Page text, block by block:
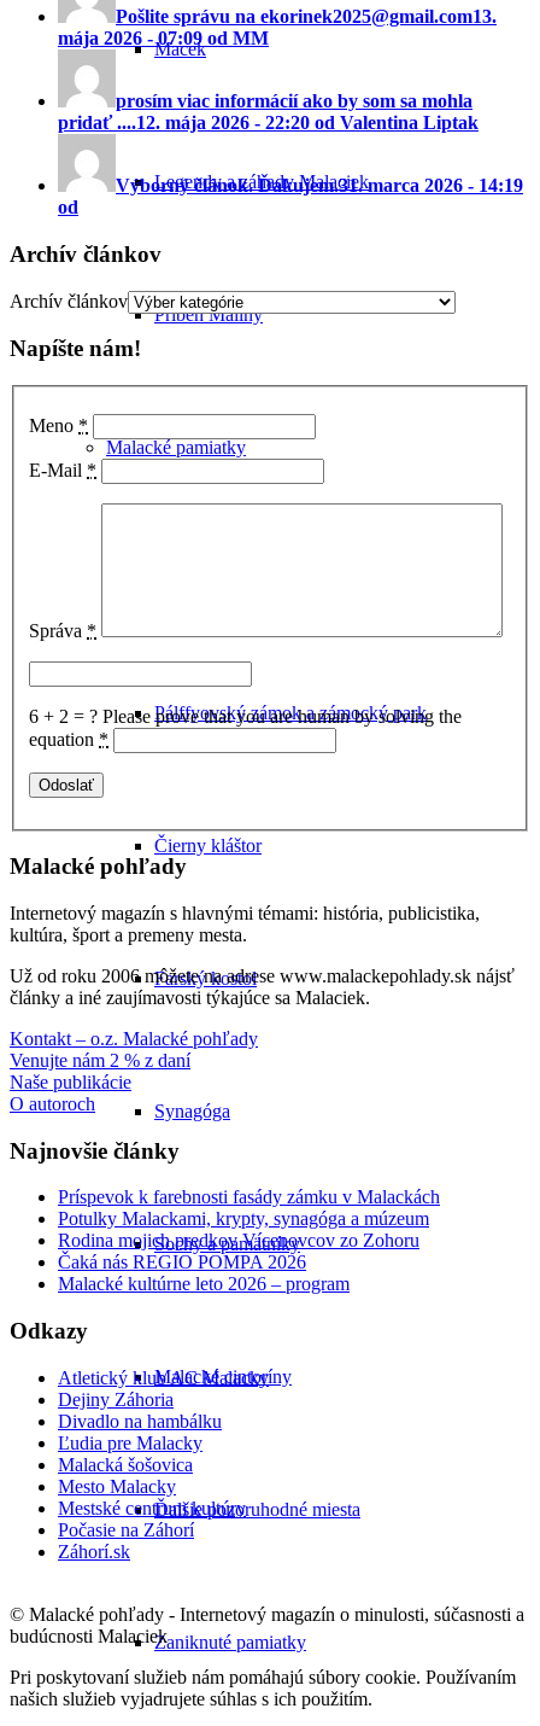
Macek
Legendy a záhady Malaciek
Príbeh Maliny
Malacké pamiatky
Pálffyovský zámok a zámocký park
Čierny kláštor
Farský kostol
Synagóga
Sochy a pamätníky
Malacké cintoríny
Ďalšie pozoruhodné miesta
Zaniknuté pamiatky
Pošlite správu na ekorinek2025@gmail.com13.
mája 2026 - 07:09 od MM
prosím viac informácií ako by som sa mohla
pridať ....12. mája 2026 - 22:20 od Valentina Liptak
Výborný článok. Ďakujem.31. marca 2026 - 14:19
od
Archív článkov
Archív článkov
Napíšte nám!
Meno *
E-Mail *
Správa *
6 + 2 = ? Please prove that you are human by solving the
equation *
Malacké pohľady
Internetový magazín s hlavnými témami: história, publicistika,
kultúra, šport a premeny mesta.
Už od roku 2006 môžete na adrese www.malackepohlady.sk nájsť
články a iné zaujímavosti týkajúce sa Malaciek.
Kontakt – o.z. Malacké pohľady
Venujte nám 2 % z daní
Naše publikácie
O autoroch
Najnovšie články
Príspevok k farebnosti fasády zámku v Malackách
Potulky Malackami, krypty, synagóga a múzeum
Rodina mojich predkov Vícenovcov zo Zohoru
Čaká nás REGIO POMPA 2026
Malacké kultúrne leto 2026 – program
Odkazy
Atletický klub AC Malacky
Dejiny Záhoria
Divadlo na hambálku
Ľudia pre Malacky
Malacká šošovica
Mesto Malacky
Mestské centrum kultúry
Počasie na Záhorí
Záhorí.sk
© Malacké pohľady - Internetový magazín o minulosti, súčasnosti a
budúcnosti Malaciek
Pri poskytovaní služieb nám pomáhajú súbory cookie. Používaním
našich služieb vyjadrujete súhlas s ich použitím.